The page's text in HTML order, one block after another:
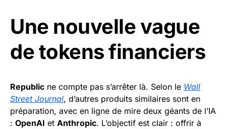
Une nouvelle vague
de tokens financiers
Republic ne compte pas s’arrêter là. Selon le Wall
Street Journal, d’autres produits similaires sont en
préparation, avec en ligne de mire deux géants de l’IA
: OpenAI et Anthropic. L’objectif est clair : offrir à